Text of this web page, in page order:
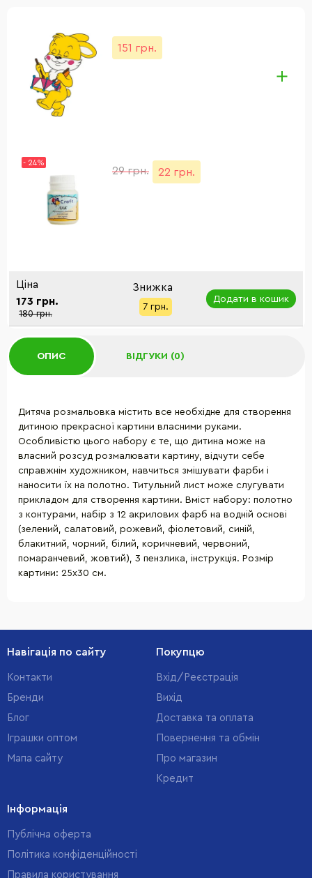
151 грн.
- 24%
29 грн. 22 грн.
Ціна
173 грн.
180 грн.
Знижка
7 грн.
Додати в кошик
ОПИС ВІДГУКИ (0)
Дитяча розмальовка містить все необхідне для створення
дитиною прекрасної картини власними руками.
Особливістю цього набору є те, що дитина може на
власний розсуд розмалювати картину, відчути себе
справжнім художником, навчиться змішувати фарби і
наносити їх на полотно. Титульний лист може слугувати
прикладом для створення картини. Вміст набору: полотно
з контурами, набір з 12 акрилових фарб на водній основі
(зелений, салатовий, рожевий, фіолетовий, синій,
блакитний, чорний, білий, коричневий, червоний,
помаранчевий, жовтий), 3 пензлика, інструкція. Розмір
картини: 25х30 см.
Навігація по сайту
Контакти
Бренди
Блог
Іграшки оптом
Мапа сайту
Покупцю
Вхід/Реєстрація
Вихід
Доставка та оплата
Повернення та обмін
Про магазин
Кредит
Інформація
Публічна оферта
Політика конфіденційності
Правила користування